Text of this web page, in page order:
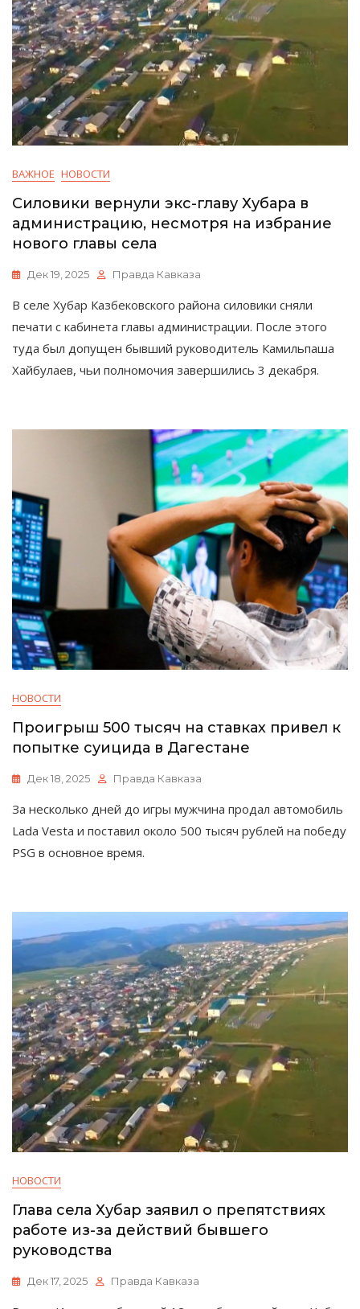
ВАЖНОЕ НОВОСТИ
Силовики вернули экс-главу Хубара в
администрацию, несмотря на избрание
нового главы села
Дек 19, 2025 Правда Кавказа
В селе Хубар Казбековского района силовики сняли
печати с кабинета главы администрации. После этого
туда был допущен бывший руководитель Камильпаша
Хайбулаев, чьи полномочия завершились 3 декабря.
НОВОСТИ
Проигрыш 500 тысяч на ставках привел к
попытке суицида в Дагестане
Дек 18, 2025 Правда Кавказа
За несколько дней до игры мужчина продал автомобиль
Lada Vesta и поставил около 500 тысяч рублей на победу
PSG в основное время.
НОВОСТИ
Глава села Хубар заявил о препятствиях
работе из-за действий бывшего
руководства
Дек 17, 2025 Правда Кавказа